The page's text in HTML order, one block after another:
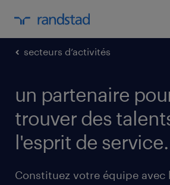
secteurs d’activités
un partenaire
trouver des
l'esprit de service.
Constituez votre équipe avec